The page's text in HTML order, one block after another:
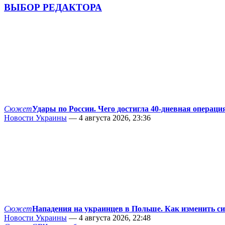
ВЫБОР РЕДАКТОРА
СюжетУдары по России. Чего достигла 40-дневная
Новости Украины — 4 августа 2026, 23:36
СюжетНападения на украинцев в Польше. Как изменить
Новости Украины — 4 августа 2026, 22:48